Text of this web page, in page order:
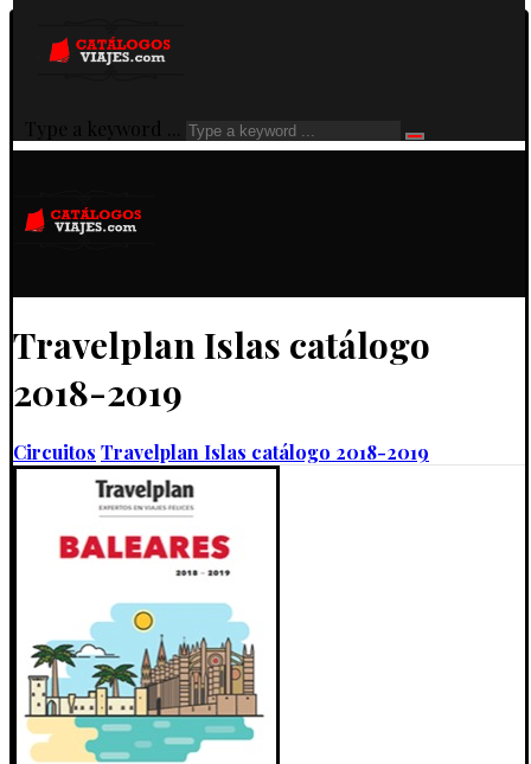
Type a keyword ...
Travelplan Islas catálogo
2018-2019
Circuitos Travelplan Islas catálogo 2018-2019